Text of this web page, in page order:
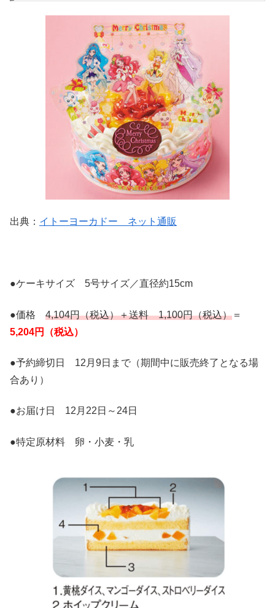
出典： イトーヨーカドー ネット通販
●ケーキサイズ 5号サイズ／直径約15cm
●価格 4,104円（税込）＋送料 1,100円（税込） ＝
5,204円（税込）
●予約締切日 12月9日まで（期間中に販売終了となる場
合あり）
●お届け日 12月22日～24日
●特定原材料 卵・小麦・乳